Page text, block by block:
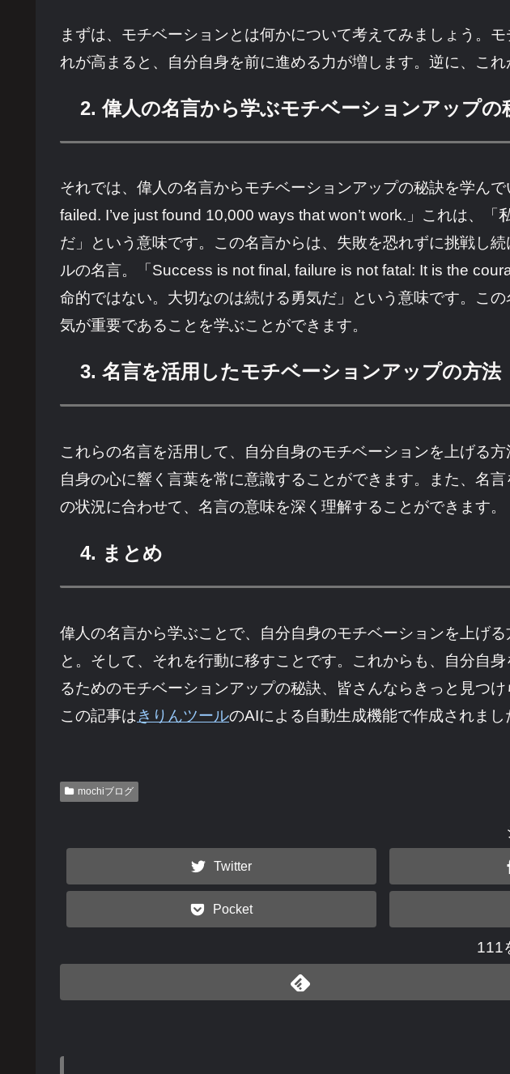
まずは、モチベーションとは何かについて考えてみましょう。
れが高まると、自分自身を前に進める力が増します。逆に、こ
2. 偉人の名言から学ぶモチベーションアップの
それでは、偉人の名言からモチベーションアップの秘訣を学ん
failed. I’ve just found 10,000 ways that won’t work.」これは、
だ」という意味です。この名言からは、失敗を恐れずに挑戦し
ルの名言。「Success is not final, failure is not fatal: It is the
命的ではない。大切なのは続ける勇気だ」という意味です。こ
気が重要であることを学ぶことができます。
3. 名言を活用したモチベーションアップの方法
これらの名言を活用して、自分自身のモチベーションを上げる
自身の心に響く言葉を常に意識することができます。また、名
の状況に合わせて、名言の意味を深く理解することができます。
4. まとめ
偉人の名言から学ぶことで、自分自身のモチベーションを上げ
と。そして、それを行動に移すことです。これからも、自分自
るためのモチベーションアップの秘訣、皆さんならきっと見つ
この記事はきりんツールのAIによる自動生成機能で作成されまし
mochiブログ
Twitter
Pocket
111